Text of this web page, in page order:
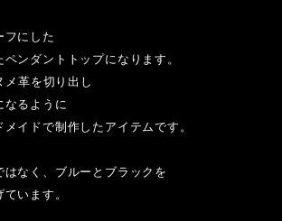
フにした
ンダントトップになります。
革を切り出し
なるように
イドで制作したアイテムです。
はなく、ブルーとブラックを
います。